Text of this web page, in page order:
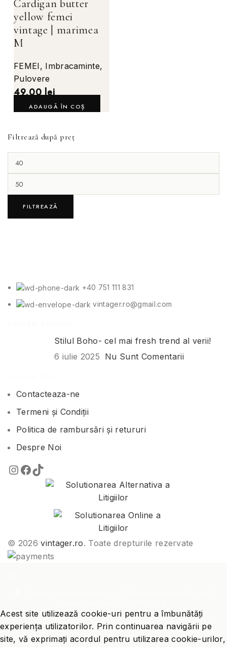
Filtrează după preț
FILTREAZĂ
Cardigan butter
yellow femei
vintage | marimea
M
FEMEI, Imbracaminte,
Pulovere
49,00lei
ADAUGĂ ÎN COȘ
+40 751 111 831
vintager.ro@gmail.com
Stilul Boho- cel mai fresh trend al verii!
6 iulie 2025 Nu Sunt Comentarii
Contacteaza-ne
Termeni și Condiții
Politica de rambursări și retururi
Despre Noi
© 2026vintager.ro. Toate drepturile rezervate
Acest site utilizează cookie-uri pentru a îmbunătăți
experiența utilizatorilor. Prin continuarea navigării pe
site, vă exprimați acordul pentru utilizarea cookie-urilor,